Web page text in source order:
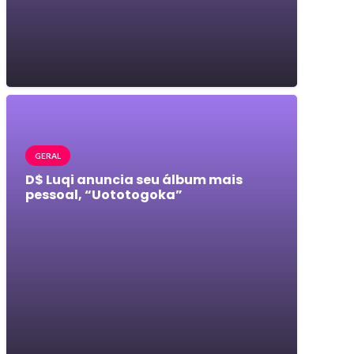
GERAL
D$ Luqi anuncia seu álbum mais
pessoal, “Uototogoka”